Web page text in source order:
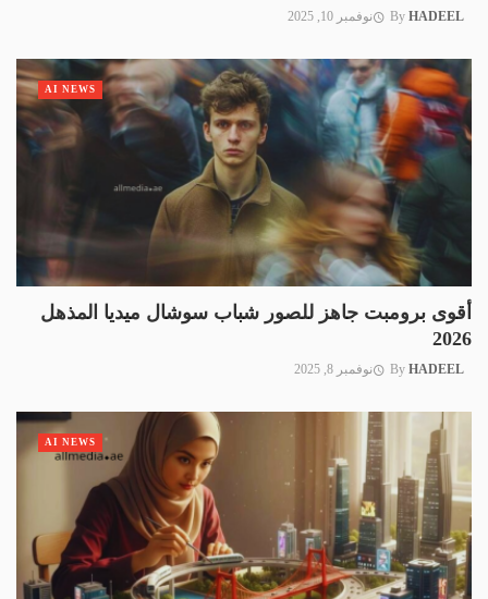
By HADEEL نوفمبر 10, 2025
أقوى برومبت جاهز للصور شباب سوشال ميديا المذهل
2026
By HADEEL نوفمبر 8, 2025
AI NEWS
AI NEWS